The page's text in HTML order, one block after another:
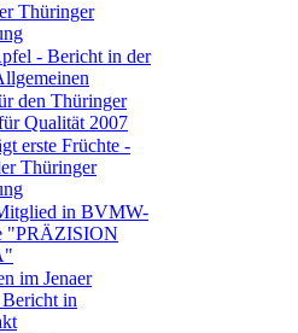
Thüringer
- Bericht in der
den Thüringer
Qualität 2007
erste Früchte -
Thüringer
in BVMW-
"PRÄZISION
im Jenaer
in